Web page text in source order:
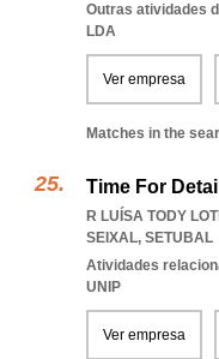
Outras atividades
LDA
Ver empresa
Matches in the
Time For
R LUÍSA TODY
SEIXAL, SETUBAL
Atividades
UNIP
Ver empresa